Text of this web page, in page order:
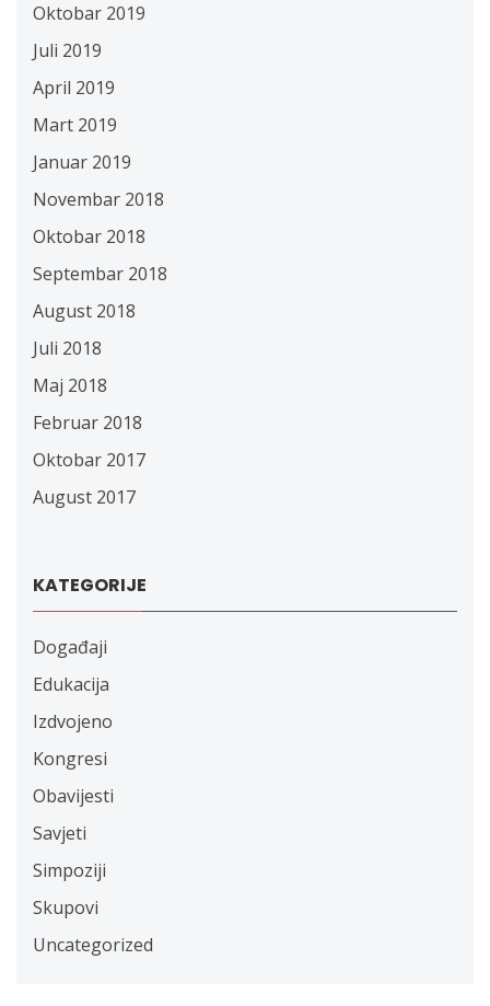
Oktobar 2019
Juli 2019
April 2019
Mart 2019
Januar 2019
Novembar 2018
Oktobar 2018
Septembar 2018
August 2018
Juli 2018
Maj 2018
Februar 2018
Oktobar 2017
August 2017
KATEGORIJE
Događaji
Edukacija
Izdvojeno
Kongresi
Obavijesti
Savjeti
Simpoziji
Skupovi
Uncategorized